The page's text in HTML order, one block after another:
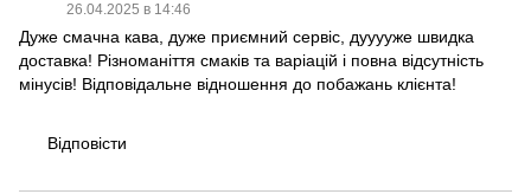
26.04.2025 в 14:46
Дуже смачна кава, дуже приємний сервіс, дууууже швидка
доставка! Різноманіття смаків та варіацій і повна відсутність
мінусів! Відповідальне відношення до побажань клієнта!
Відповісти